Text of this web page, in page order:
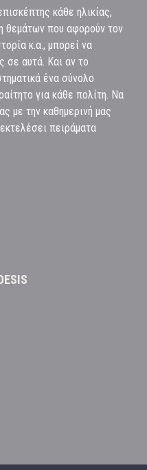
κάθε ηλικίας,
θεμάτων που αφορούν τον
κ.α., μπορεί να
σε αυτά. Και αν το
ένα σύνολο
για κάθε πολίτη. Να
με την καθημερινή μας
πειράματα